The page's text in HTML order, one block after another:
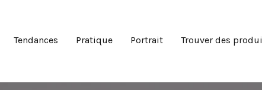
Tendances Pratique Portrait Trouver des